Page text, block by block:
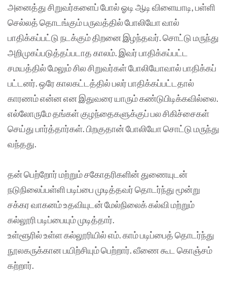
அனைத்து சிறுவர்களைப் போல் ஓடி ஆடி விளையாடி, பள்ளி
செல்லத் தொடங்கும் பருவத்தில் போலியோ வால்
பாதிக்கப்பட்டு நடக்கும் திறனை இழந்தவர். சொட்டு மருந்து
அறிமுகப்படுத்தப்படாத காலம். இவர் பாதிக்கப்பட்ட
சமயத்தில் மேலும் சில சிறுவர்கள் போலியோவால் பாதிக்கப்
பட்டனர். ஒரே காலகட்டத்தில் பலர் பாதிக்கப்பட்டதால்
காரணம் என்ன என இதுவரை யாரும் கண்டுபிடிக்கவில்லை.
எல்லோருமே தங்கள் குழந்தைகளுக்குப் பல சிகிச்சைகள்
செய்து பார்த்தார்கள். பிறகுதான் போலியோ சொட்டு மருந்து
வந்தது.
தன் பெற்றோர் மற்றும் சகோதரிகளின் துணையுடன்
நடுநிலைப்பள்ளி படிப்பை முடித்தவர் தொடர்ந்து மூன்று
சக்கர வாகனம் உதவியுடன் மேல்நிலைக் கல்வி மற்றும்
கல்லூரி படிப்பையும் முடித்தார்.
உள்ளூரில் உள்ள கல்லூரியில் எம். காம் படிப்பைத் தொடர்ந்து
நூலகருக்கான பயிற்சியும் பெற்றார். வீணை கூட கொஞ்சம்
கற்றார்.